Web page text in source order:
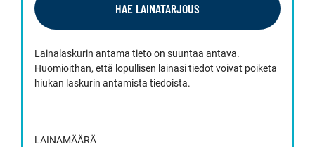
HAE LAINATARJOUS
Lainalaskurin antama tieto on suuntaa antava.
Huomioithan, että lopullisen lainasi tiedot voivat poiketa
hiukan laskurin antamista tiedoista.
LAINAMÄÄRÄ